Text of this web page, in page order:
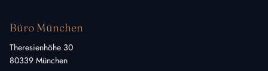
Büro München
Theresienhöhe 30
80339 München